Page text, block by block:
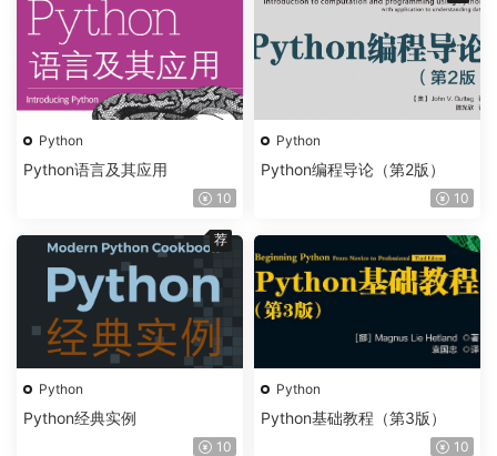
Python
Python语言及其应用
10
Python
Python编程导论（第2版）
10
Python
Python经典实例
10
荐
Python
Python基础教程（第3版）
10